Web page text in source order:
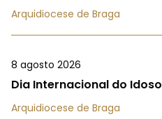
Arquidiocese de Braga
8 agosto 2026
Dia Internacional do Idoso
Arquidiocese de Braga